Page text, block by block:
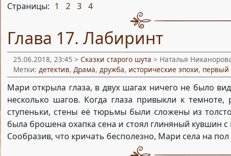
Страницы: 1 2 3 4
Глава 17. Лабиринт
25.06.2018, 23:45 > Сказки старого шута > Наталья
Метки: детектив, Драма, дружба, исторические эпохи, первый
Мари открыла глаза, в двух шагах ничего не было
несколько шагов. Когда глаза привыкли к
ступеньки, стены её тюрьмы были сложены из
была брошена охапка сена и стоял глиняный кувшин
Сообразив, что кричать бесполезно, Мари села на пол